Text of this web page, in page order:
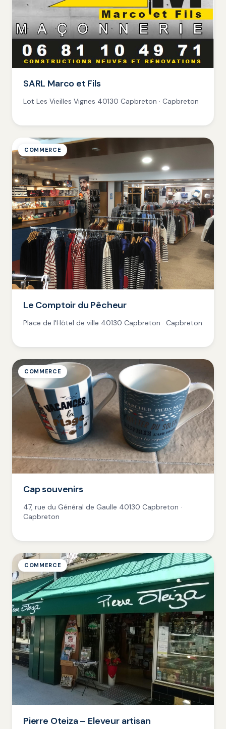
SARL Marco et Fils
Lot Les Vieilles Vignes 40130 Capbreton · Capbreton
COMMERCE
Le Comptoir du Pêcheur
Place de l'Hôtel de ville 40130 Capbreton · Capbreton
COMMERCE
Cap souvenirs
47, rue du Général de Gaulle 40130 Capbreton ·
Capbreton
COMMERCE
Pierre Oteiza – Eleveur artisan